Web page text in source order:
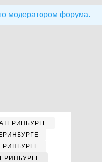
модератором форума.